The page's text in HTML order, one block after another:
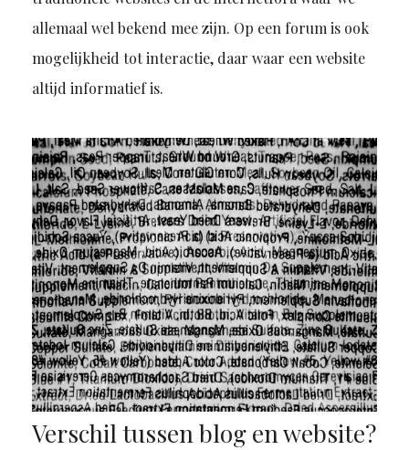
allemaal wel bekend mee zijn. Op een forum is ook
mogelijkheid tot interactie, daar waar een website
altijd informatief is.
Verschil tussen blog en website?